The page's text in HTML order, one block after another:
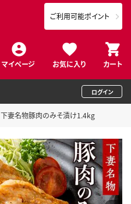
マイページ お気に入り カート
ご利用可能ポイント
ログイン
下妻名物豚肉のみそ漬け1.4kg